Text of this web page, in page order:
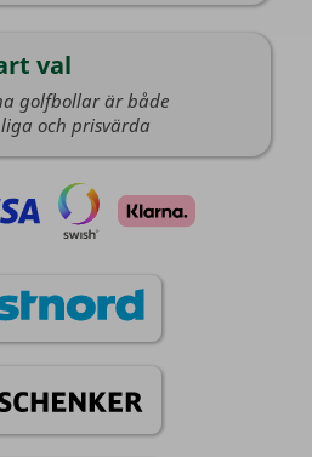
val
golfbollar är både
och prisvärda